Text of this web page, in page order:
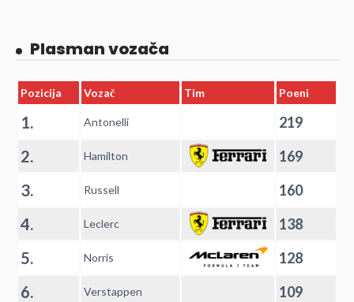
Plasman vozača
Pozicija Vozač Tim Poeni
1. Antonelli 219
2. Hamilton 169
3. Russell 160
4. Leclerc 138
5. Norris 128
6. Verstappen 109